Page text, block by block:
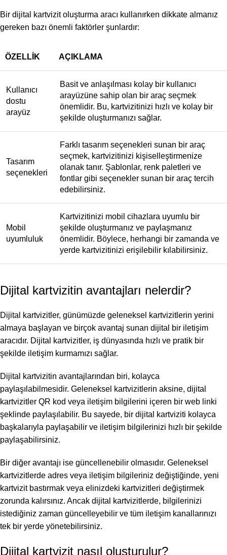
Bir dijital kartvizit oluşturma aracı kullanırken dikkate almanız
gereken bazı önemli faktörler şunlardır:
ÖZELLIK AÇIKLAMA
Kullanıcı
dostu
arayüz
Basit ve anlaşılması kolay bir kullanıcı
arayüzüne sahip olan bir araç seçmek
önemlidir. Bu, kartvizitinizi hızlı ve kolay bir
şekilde oluşturmanızı sağlar.
Tasarım
seçenekleri
Farklı tasarım seçenekleri sunan bir araç
seçmek, kartvizitinizi kişiselleştirmenize
olanak tanır. Şablonlar, renk paletleri ve
fontlar gibi seçenekler sunan bir araç tercih
edebilirsiniz.
Mobil
uyumluluk
Kartvizitinizi mobil cihazlara uyumlu bir
şekilde oluşturmanız ve paylaşmanız
önemlidir. Böylece, herhangi bir zamanda ve
yerde kartvizitinizi erişilebilir kılabilirsiniz.
Dijital kartvizitin avantajları nelerdir?
Dijital kartvizitler, günümüzde geleneksel kartvizitlerin yerini
almaya başlayan ve birçok avantaj sunan dijital bir iletişim
aracıdır. Dijital kartvizitler, iş dünyasında hızlı ve pratik bir
şekilde iletişim kurmamızı sağlar.
Dijital kartvizitin avantajlarından biri, kolayca
paylaşılabilmesidir. Geleneksel kartvizitlerin aksine, dijital
kartvizitler QR kod veya iletişim bilgilerini içeren bir web linki
şeklinde paylaşılabilir. Bu sayede, bir dijital kartviziti kolayca
başkalarıyla paylaşabilir ve iletişim bilgilerinizi hızlı bir şekilde
paylaşabilirsiniz.
Bir diğer avantajı ise güncellenebilir olmasıdır. Geleneksel
kartvizitlerde adres veya iletişim bilgileriniz değiştiğinde, yeni
kartvizit bastırmak veya elinizdeki kartvizitleri değiştirmek
zorunda kalırsınız. Ancak dijital kartvizitlerde, bilgilerinizi
istediğiniz zaman güncelleyebilir ve tüm iletişim kanallarınızı
tek bir yerde yönetebilirsiniz.
Dijital kartvizit nasıl oluşturulur?